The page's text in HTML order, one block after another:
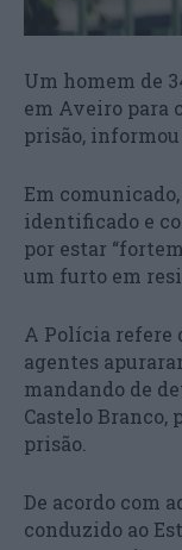
Um homem de
em Aveiro para
prisão, informou
Em
identificado e
por estar
um furto em
A Polícia refere
agentes
mandando de
Castelo Branco,
prisão.
De acordo com
conduzido ao